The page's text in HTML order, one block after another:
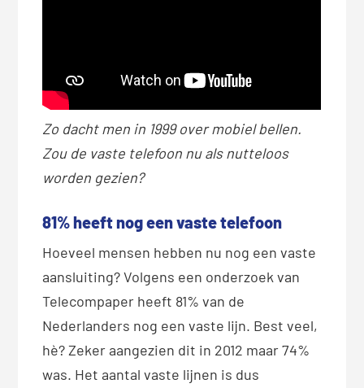
Zo dacht men in 1999 over mobiel bellen.
Zou de vaste telefoon nu als nutteloos
worden gezien?
81% heeft nog een vaste telefoon
Hoeveel mensen hebben nu nog een vaste
aansluiting? Volgens een onderzoek van
Telecompaper heeft 81% van de
Nederlanders nog een vaste lijn. Best veel,
hè? Zeker aangezien dit in 2012 maar 74%
was. Het aantal vaste lijnen is dus